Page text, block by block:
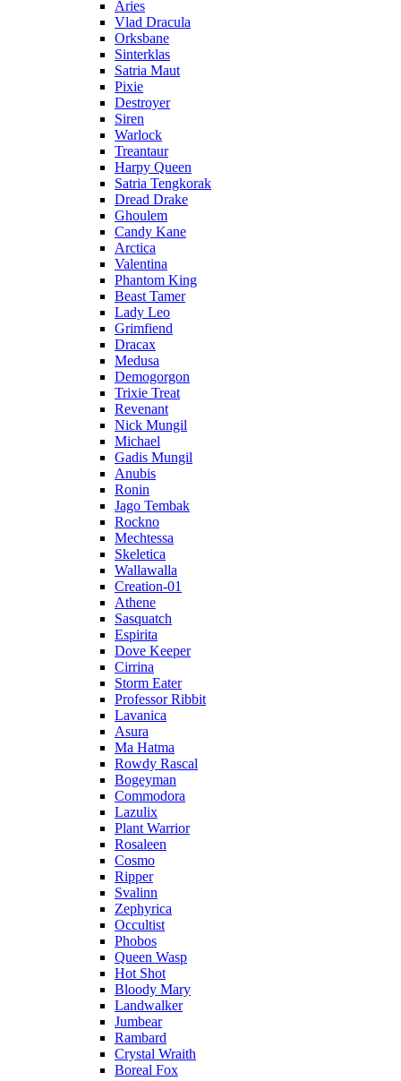
Aries
Vlad Dracula
Orksbane
Sinterklas
Satria Maut
Pixie
Destroyer
Siren
Warlock
Treantaur
Harpy Queen
Satria Tengkorak
Dread Drake
Ghoulem
Candy Kane
Arctica
Valentina
Phantom King
Beast Tamer
Lady Leo
Grimfiend
Dracax
Medusa
Demogorgon
Trixie Treat
Revenant
Nick Mungil
Michael
Gadis Mungil
Anubis
Ronin
Jago Tembak
Rockno
Mechtessa
Skeletica
Wallawalla
Creation-01
Athene
Sasquatch
Espirita
Dove Keeper
Cirrina
Storm Eater
Professor Ribbit
Lavanica
Asura
Ma Hatma
Rowdy Rascal
Bogeyman
Commodora
Lazulix
Plant Warrior
Rosaleen
Cosmo
Ripper
Svalinn
Zephyrica
Occultist
Phobos
Queen Wasp
Hot Shot
Bloody Mary
Landwalker
Jumbear
Rambard
Crystal Wraith
Boreal Fox